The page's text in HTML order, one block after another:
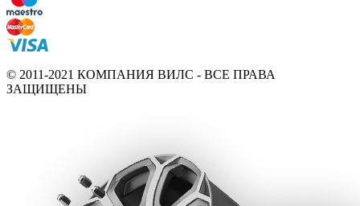
© 2011-2021 КОМПАНИЯ ВИЛС - ВСЕ ПРАВА
ЗАЩИЩЕНЫ